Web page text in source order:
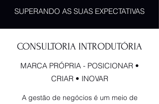
SUPERANDO AS SUAS EXPECTATIVAS
CONSULTORIA INTRODUTÓRIA
MARCA PRÓPRIA - POSICIONAR •
CRIAR • INOVAR
A gestão de negócios é um meio de